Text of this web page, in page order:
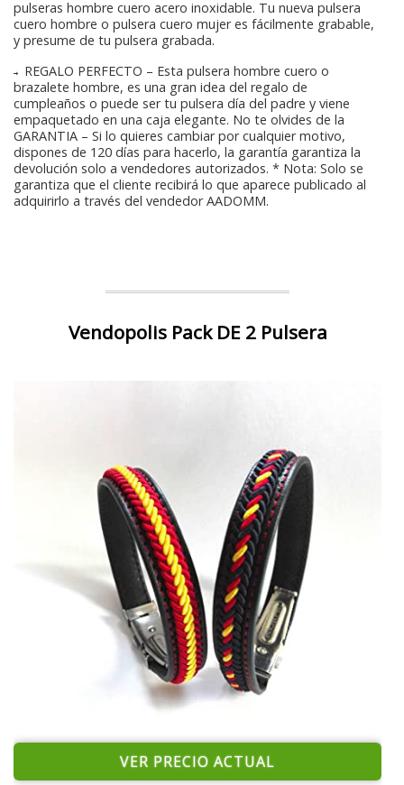
pulseras hombre cuero acero inoxidable. Tu nueva pulsera
cuero hombre o pulsera cuero mujer es fácilmente grabable,
y presume de tu pulsera grabada.
→ REGALO PERFECTO – Esta pulsera hombre cuero o
brazalete hombre, es una gran idea del regalo de
cumpleaños o puede ser tu pulsera día del padre y viene
empaquetado en una caja elegante. No te olvides de la
GARANTIA – Si lo quieres cambiar por cualquier motivo,
dispones de 120 días para hacerlo, la garantía garantiza la
devolución solo a vendedores autorizados. * Nota: Solo se
garantiza que el cliente recibirá lo que aparece publicado al
adquirirlo a través del vendedor AADOMM.
Vendopolis Pack DE 2 Pulsera
VER PRECIO ACTUAL